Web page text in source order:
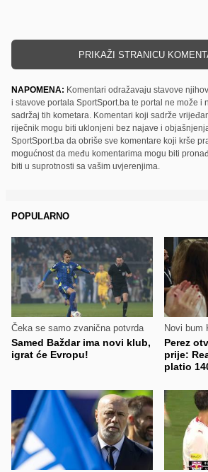
PRIKAŽI STRANICU
NAPOMENA: Komentari odražavaju stavove
i stavove portala SportSport.ba te portal ne može i
sadržaj tih kometara. Komentari koji sadrže
riječnik mogu biti uklonjeni bez najave i
SportSport.ba da obriše sve komentare koji krše
mogućnost da među komentarima mogu biti
biti u suprotnosti sa vašim uvjerenjima.
POPULARNO
Čeka se samo zvanična potvrda
Samed Baždar ima novi klub,
igrat će Evropu!
Novi bum
Perez
prije:
platio